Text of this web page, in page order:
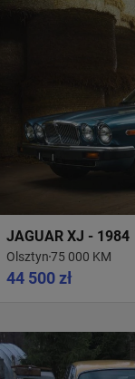
JAGUAR XJ - 1984
Olsztyn75 000 KM
44 500 zł